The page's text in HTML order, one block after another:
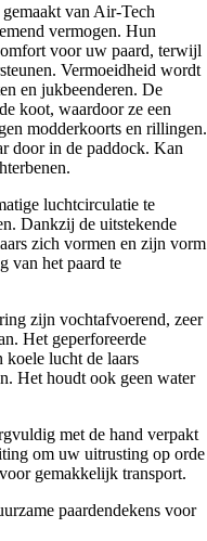
van Air-Tech
vermogen. Hun
voor uw paard, terwijl
Vermoeidheid wordt
en jukbeenderen. De
koot, waardoor ze een
modderkoorts en rillingen.
door in de paddock. Kan
luchtcirculatie te
Dankzij de uitstekende
zich vormen en zijn vorm
van het paard te
zijn vochtafvoerend, zeer
Het geperforeerde
koele lucht de laars
Het houdt ook geen water
met de hand verpakt
om uw uitrusting op orde
gemakkelijk transport.
paardendekens voor